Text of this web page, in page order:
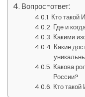
Вопрос-ответ:
Кто такой
Где и
Какими
Какие
Какова
России?
Кто